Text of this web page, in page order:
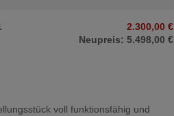
2.300,00 €
Neupreis: 5.498,00 €
voll funktionsfähig und